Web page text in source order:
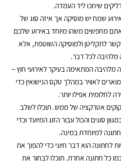
שיחכו ליד העמדה.
אירוע שמח יש מוסיקה אך איזה סוג של
מחפשים משהו מיוחד באירוע שלכם
לתקליטן ולמוסיקה השוטפת, אלא
מלהיבה לכל דבר.
המתאימה בעיקר לאירועי חוץ –
לאוויר במהלך טקס הנישואין כדי
לחלומית אפילו יותר.
אטרקציה של ממש. תוכלו לשלב
סוגים והכול עבור הזוג המיועד וכדי
למיוחדת במינה.
לחתונה הוא דבר חיוני כדי להפוך את
כל חתונה אחרת. תוכלו לבחור את